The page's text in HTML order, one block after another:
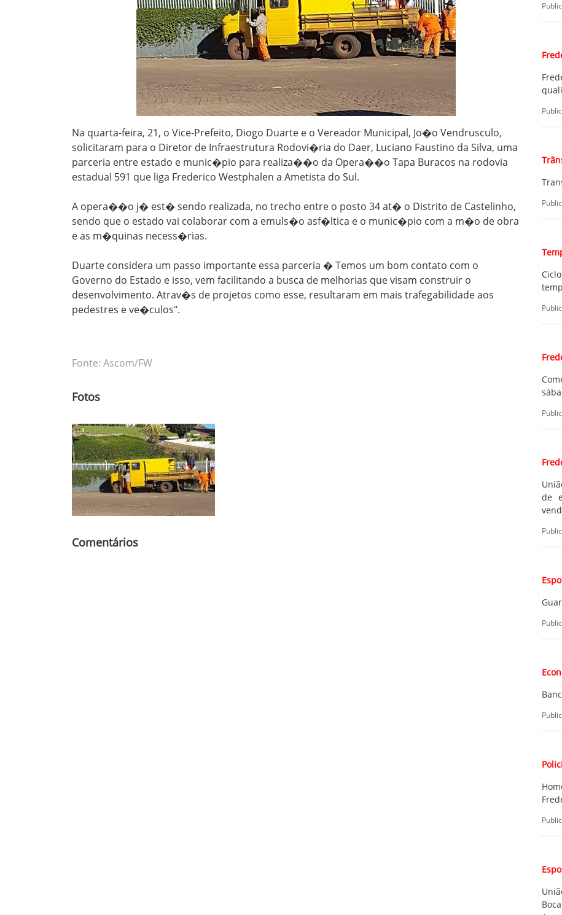
Na quarta-feira, 21, o Vice-Prefeito, Diogo Duarte e o Vereador Municipal, Jo�o Vendrusculo,
solicitaram para o Diretor de Infraestrutura Rodovi�ria do Daer, Luciano Faustino da Silva, uma
parceria entre estado e munic�pio para realiza��o da Opera��o Tapa Buracos na rodovia
estadual 591 que liga Frederico Westphalen a Ametista do Sul.
A opera��o j� est� sendo realizada, no trecho entre o posto 34 at� o Distrito de Castelinho,
sendo que o estado vai colaborar com a emuls�o asf�ltica e o munic�pio com a m�o de obra
e as m�quinas necess�rias.
Duarte considera um passo importante essa parceria � Temos um bom contato com o
Governo do Estado e isso, vem facilitando a busca de melhorias que visam construir o
desenvolvimento. Atrav�s de projetos como esse, resultaram em mais trafegabilidade aos
pedestres e ve�culos".
Fonte: Ascom/FW
Fotos
Comentários
de